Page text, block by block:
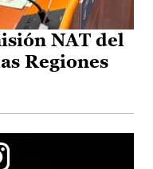
NAT del
Regiones